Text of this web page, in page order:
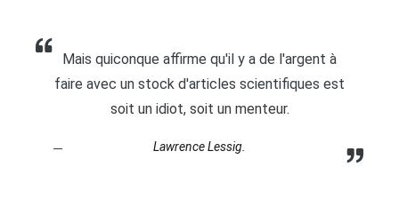
Mais quiconque affirme qu'il y a de l'argent à
faire avec un stock d'articles scientifiques est
soit un idiot, soit un menteur.
Lawrence Lessig.